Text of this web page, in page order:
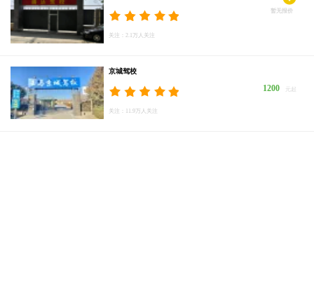
暂无报价
关注：2.1万人关注
京城驾校
1200 元起
关注：11.9万人关注